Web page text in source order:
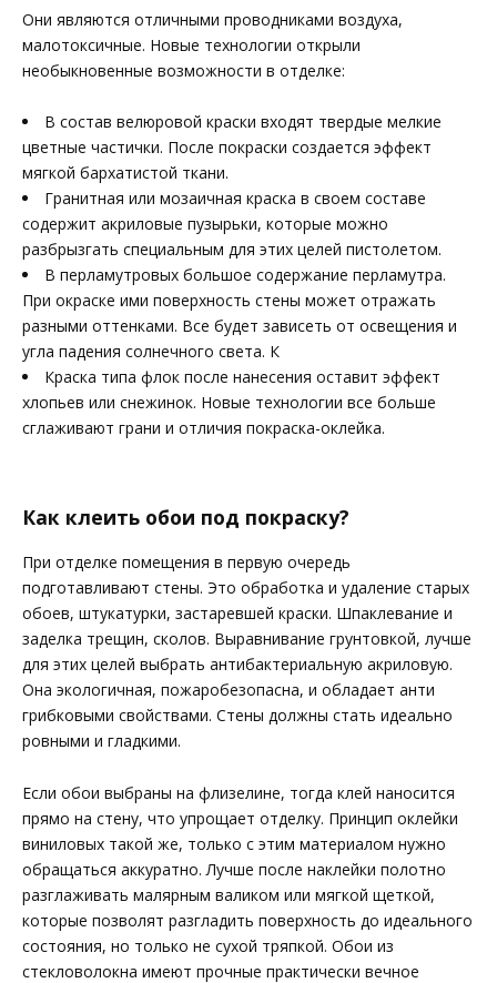
Они являются отличными проводниками воздуха,
малотоксичные. Новые технологии открыли
необыкновенные возможности в отделке:
В состав велюровой краски входят твердые мелкие
цветные частички. После покраски создается эффект
мягкой бархатистой ткани.
Гранитная или мозаичная краска в своем составе
содержит акриловые пузырьки, которые можно
разбрызгать специальным для этих целей пистолетом.
В перламутровых большое содержание перламутра.
При окраске ими поверхность стены может отражать
разными оттенками. Все будет зависеть от освещения и
угла падения солнечного света. К
Краска типа флок после нанесения оставит эффект
хлопьев или снежинок. Новые технологии все больше
сглаживают грани и отличия покраска-оклейка.
Как клеить обои под покраску?
При отделке помещения в первую очередь
подготавливают стены. Это обработка и удаление старых
обоев, штукатурки, застаревшей краски. Шпаклевание и
заделка трещин, сколов. Выравнивание грунтовкой, лучше
для этих целей выбрать антибактериальную акриловую.
Она экологичная, пожаробезопасна, и обладает анти
грибковыми свойствами. Стены должны стать идеально
ровными и гладкими.
Если обои выбраны на флизелине, тогда клей наносится
прямо на стену, что упрощает отделку. Принцип оклейки
виниловых такой же, только с этим материалом нужно
обращаться аккуратно. Лучше после наклейки полотно
разглаживать малярным валиком или мягкой щеткой,
которые позволят разгладить поверхность до идеального
состояния, но только не сухой тряпкой. Обои из
стекловолокна имеют прочные практически вечное